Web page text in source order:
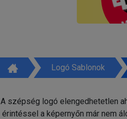
Logó Sablonok
A szépség logó elengedhetetlen
érintéssel a képernyőn már nem